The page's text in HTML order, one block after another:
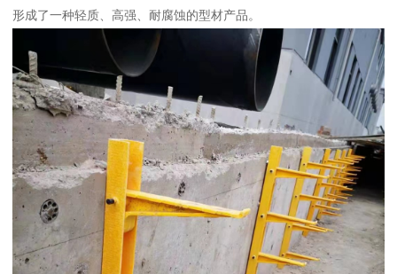
形成了一种轻质、高强、耐腐蚀的型材产品。